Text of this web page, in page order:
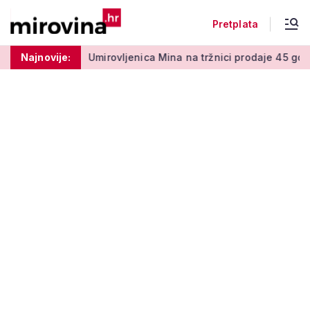
Pretplata
Najnovije:
50 centi Umirovljenica Mina na tržnici prodaje 45 godina: